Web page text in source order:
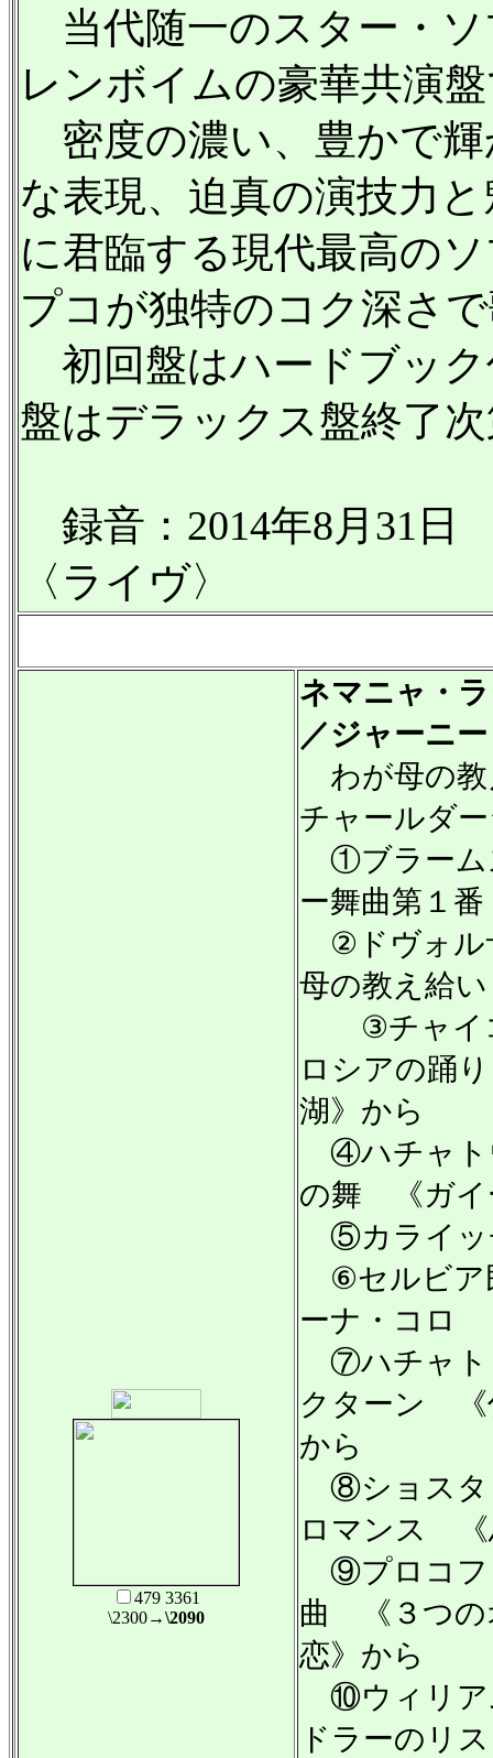
当代随一のスター・
レンボイムの豪華共演
密度の濃い、豊かで
な表現、迫真の演技力
に君臨する現代最高の
プコが独特のコク深さ
初回盤はハードブック
盤はデラックス盤終了
録音：2014年8月31
〈ライヴ〉
479 3361
\2300→\2090
ネマニャ・
／ジャーニ
わが母の教
チャールダ
①ブラーム
ー舞曲第１番
②ドヴォル
母の教え給
③チャイ
ロシアの踊
湖》から
④ハチャト
の舞 《ガイ
⑤カライッ
⑥セルビア
ーナ・コロ
⑦ハチャト
クターン 《
から
⑧ショスタ
ロマンス 《
⑨プロコフ
曲 《３つの
恋》から
⑩ウィリア
ドラーのリ